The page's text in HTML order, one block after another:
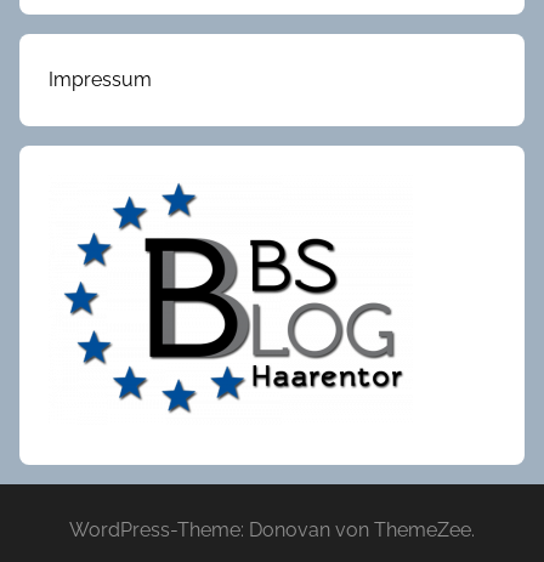
Impressum
WordPress-Theme: Donovan von ThemeZee.